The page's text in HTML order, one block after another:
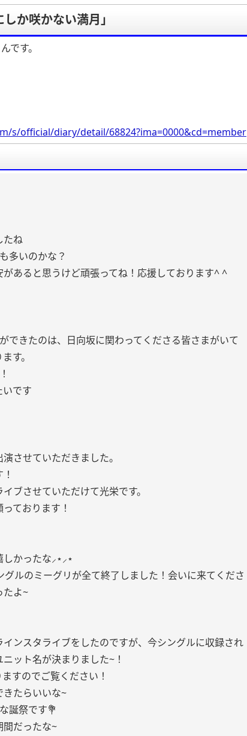
か咲かない満月」
です。
s/official/diary/detail/68824?ima=0000&cd=member
たね
多いのかな？
あると思うけど頑張ってね！応援しております^ ^
できたのは、日向坂に関わってくださる皆さまがいて
す。
いです
させていただきました。
ブさせていただけて光栄です。
ております！
かったな⸝⋆⸝⋆‪
ルのミーグリが全て終了しました！会いに来てくださ
たよ~
ンスタライブをしたのですが、今シングルに収録され
ット名が決まりました~！
すのでご覧ください！
きたらいいな~
誕祭です💐
間だったな~